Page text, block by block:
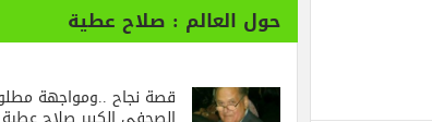
حول العالم : صلاح عطية
قصة نجاح ..ومواجهة مطلوبة … بقلم